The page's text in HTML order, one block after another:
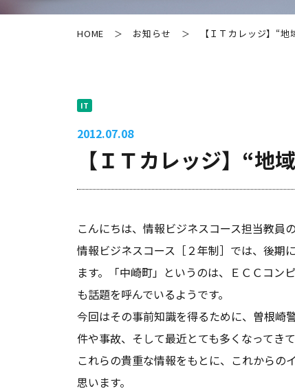
HOME ＞ お知らせ ＞ 【ＩＴカレッジ】“地
IT
2012.07.08
【ＩＴカレッジ】“地
こんにちは、情報ビジネスコース担当教員の
情報ビジネスコース［２年制］では、後期
ます。「中崎町」というのは、ＥＣＣコン
も話題を呼んでいるようです。
今回はその事前知識を得るために、曽根崎
件や事故、そして最近とても多くなってき
これらの貴重な情報をもとに、これからの
思います。